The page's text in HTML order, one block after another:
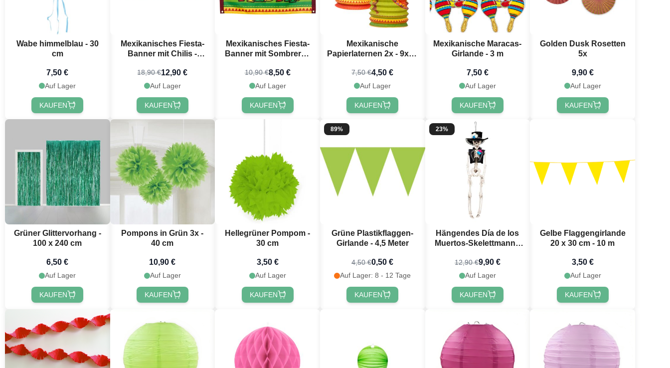
Wabe himmelblau - 30
cm
7,50 €
Auf Lager
KAUFEN
Mexikanisches Fiesta-
Banner mit Chilis -
18,90 €12,90 €
Auf Lager
KAUFEN
Mexikanisches Fiesta-
Banner mit Sombrero -
10,90 €8,50 €
Auf Lager
KAUFEN
Mexikanische
Papierlaternen 2x - 9x16
7,50 €4,50 €
Auf Lager
KAUFEN
Mexikanische Maracas-
Girlande - 3 m
7,50 €
Auf Lager
KAUFEN
Golden Dusk Rosetten
5x
9,90 €
Auf Lager
KAUFEN
Grüner Glittervorhang -
100 x 240 cm
6,50 €
Auf Lager
KAUFEN
Pompons in Grün 3x -
40 cm
10,90 €
Auf Lager
KAUFEN
Hellegrüner Pompom -
30 cm
3,50 €
Auf Lager
KAUFEN
89%
Grüne Plastikflaggen-
Girlande - 4,5 Meter
4,50 €0,50 €
Auf Lager: 8 - 12 Tage
KAUFEN
23%
Hängendes Día de los
Muertos-Skelettmann -
12,90 €9,90 €
Auf Lager
KAUFEN
Gelbe Flaggengirlande
20 x 30 cm - 10 m
3,50 €
Auf Lager
KAUFEN